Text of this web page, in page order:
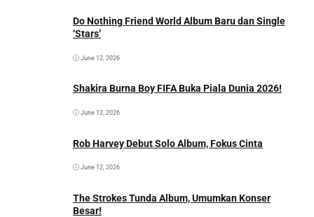
Do Nothing Friend World Album Baru dan Single
‘Stars’
June 12, 2026
Shakira Burna Boy FIFA Buka Piala Dunia 2026!
June 12, 2026
Rob Harvey Debut Solo Album, Fokus Cinta
June 12, 2026
The Strokes Tunda Album, Umumkan Konser
Besar!